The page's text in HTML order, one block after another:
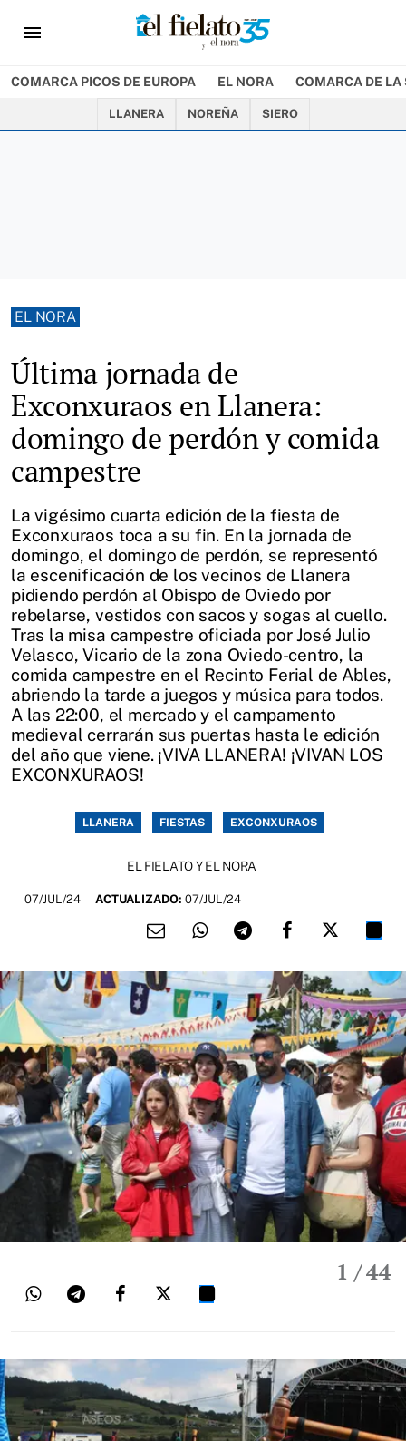
menu
COMARCA PICOS DE EUROPA EL NORA COMARCA DE LA
LLANERA NOREÑA SIERO
EL NORA
Última jornada de
Exconxuraos en Llanera:
domingo de perdón y comida
campestre
La vigésimo cuarta edición de la fiesta de
Exconxuraos toca a su fin. En la jornada de
domingo, el domingo de perdón, se representó
la escenificación de los vecinos de Llanera
pidiendo perdón al Obispo de Oviedo por
rebelarse, vestidos con sacos y sogas al cuello.
Tras la misa campestre oficiada por José Julio
Velasco, Vicario de la zona Oviedo-centro, la
comida campestre en el Recinto Ferial de Ables,
abriendo la tarde a juegos y música para todos.
A las 22:00, el mercado y el campamento
medieval cerrarán sus puertas hasta le edición
del año que viene. ¡VIVA LLANERA! ¡VIVAN LOS
EXCONXURAOS!
LLANERA FIESTAS EXCONXURAOS
EL FIELATO Y EL NORA
07/JUL/24 ACTUALIZADO: 07/JUL/24
1 / 44